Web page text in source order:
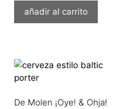
añadir al carrito
De Molen ¡Oye! & Ohja!